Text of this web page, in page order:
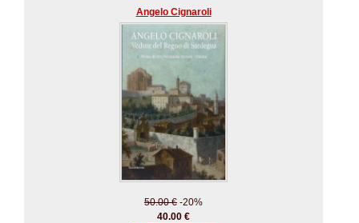
Angelo Cignaroli
50.00 € -20%
40.00 €